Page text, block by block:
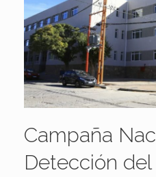
Campaña
Detección